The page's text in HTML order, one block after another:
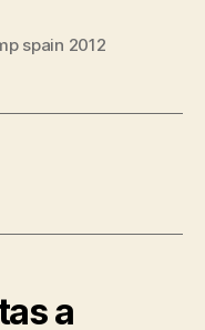
spain 2012
a